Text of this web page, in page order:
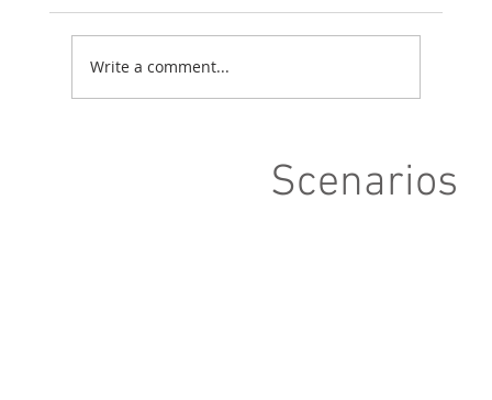
Write a comment...
Scenarios